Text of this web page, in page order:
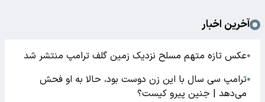
آخرین اخبار
●عکس تازه متهم مسلح نزدیک زمین گلف ترامپ منتشر شد
●ترامپ سی سال با این زن دوست بود، حالا به او فحش
می‌دهد | جنین پیرو کیست؟